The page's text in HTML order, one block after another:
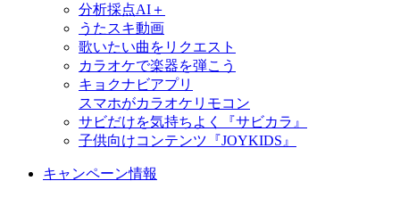
分析採点AI＋
うたスキ動画
歌いたい曲をリクエスト
カラオケで楽器を弾こう
キョクナビアプリ
スマホがカラオケリモコン
サビだけを気持ちよく『サビカラ』
子供向けコンテンツ『JOYKIDS』
キャンペーン情報